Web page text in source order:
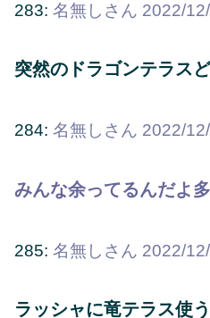
283: 名無しさん 2022/
突然のドラゴンテラス
284: 名無しさん 2022/
みんな余ってるんだよ
285: 名無しさん 2022/
ラッシャに竜テラス使